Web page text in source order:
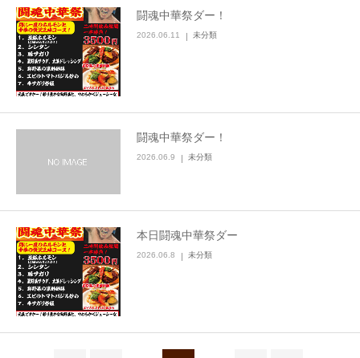
闘魂中華祭ダー！
2026.06.11 未分類
闘魂中華祭ダー！
2026.06.9 未分類
本日闘魂中華祭ダー
2026.06.8 未分類